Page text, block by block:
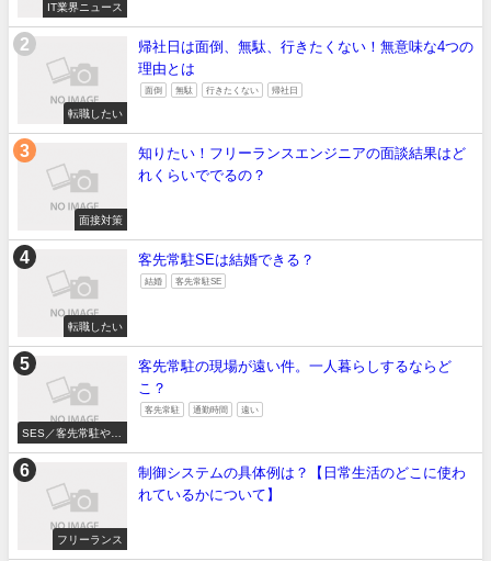
IT業界ニュース
転職したい
帰社日は面倒、無駄、行きたくない！無意味な4つの
理由とは
面倒 無駄 行きたくない 帰社日
面接対策
知りたい！フリーランスエンジニアの面談結果はど
れくらいででるの？
転職したい
客先常駐SEは結婚できる？
結婚 客先常駐SE
SES／客先常駐やめ
たい
客先常駐の現場が遠い件。一人暮らしするならど
こ？
客先常駐 通勤時間 遠い
フリーランス
制御システムの具体例は？【日常生活のどこに使わ
れているかについて】